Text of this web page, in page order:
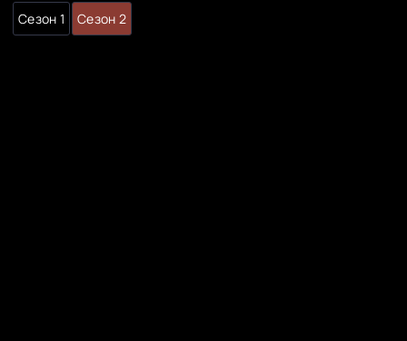
Сезон 1 Сезон 2